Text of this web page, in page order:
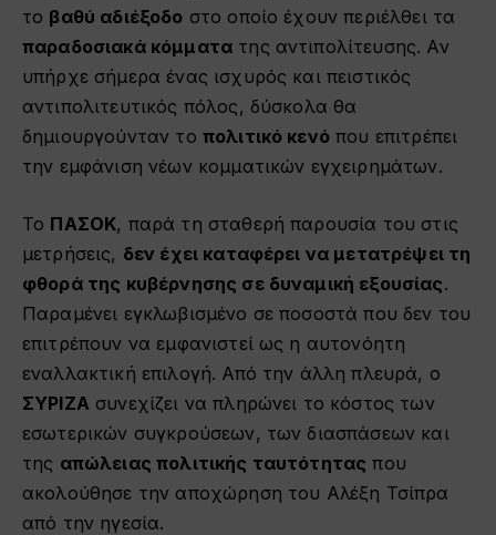
το βαθύ αδιέξοδο στο οποίο έχουν περιέλθει τα
παραδοσιακά κόμματα της αντιπολίτευσης. Αν
υπήρχε σήμερα ένας ισχυρός και πειστικός
αντιπολιτευτικός πόλος, δύσκολα θα
δημιουργούνταν το πολιτικό κενόπου επιτρέπει
την εμφάνιση νέων κομματικών εγχειρημάτων.
Το ΠΑΣΟΚ, παρά τη σταθερή παρουσία του στις
μετρήσεις, δεν έχει καταφέρει να μετατρέψει τη
φθορά της κυβέρνησης σε δυναμική εξουσίας.
Παραμένει εγκλωβισμένο σε ποσοστά που δεν του
επιτρέπουν να εμφανιστεί ως η αυτονόητη
εναλλακτική επιλογή. Από την άλλη πλευρά, ο
ΣΥΡΙΖΑ συνεχίζει να πληρώνει το κόστος των
εσωτερικών συγκρούσεων, των διασπάσεων και
της απώλειας πολιτικής ταυτότητας που
ακολούθησε την αποχώρηση του Αλέξη Τσίπρα
από την ηγεσία.